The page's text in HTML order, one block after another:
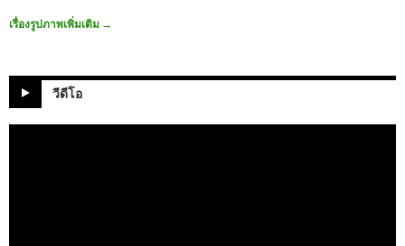
เรื่องรูปภาพเพิ่มเติม →
วีดีโอ